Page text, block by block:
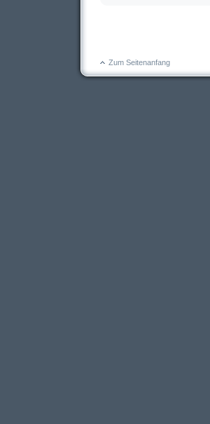
Zum Seitenanfang